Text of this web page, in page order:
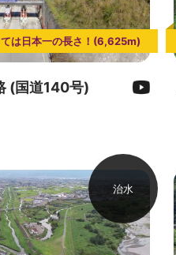
は日本一の長さ！(6,625m)
(国道140号)
治水